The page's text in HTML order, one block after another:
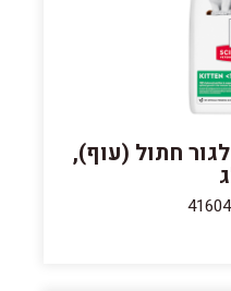
Hill's Science Plan לגור חתול (עוף),